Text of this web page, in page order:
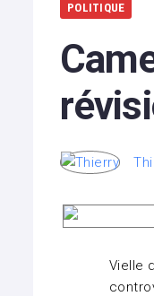
POLITIQUE
Vielle